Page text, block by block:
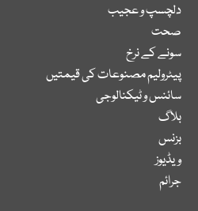
دلچسپ و عجیب
صحت
سونے کے نرخ
پیٹرولیم مصنوعات کی قیمتیں
سائنس و ٹیکنالوجی
بلاگ
بزنس
ویڈیوز
جرائم